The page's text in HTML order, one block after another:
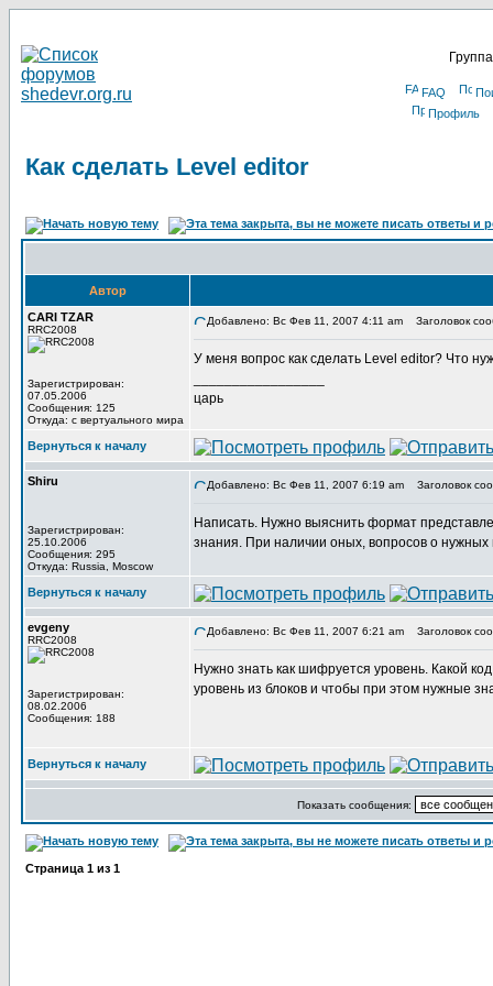
FAQ
Профиль
Как сделать Level editor
Автор
CARI TZAR
RRC2008
Зарегистрирован:
07.05.2006
Сообщения: 125
Откуда: с вертуального мира
Добавлено: Вс Фев 11, 2007 4:11 am Заголовок
У меня вопрос как сделать Level editor? Что
царь
Вернуться к началу
Shiru
Зарегистрирован:
25.10.2006
Сообщения: 295
Откуда: Russia, Moscow
Добавлено: Вс Фев 11, 2007 6:19 am Заголовок
Написать. Нужно выяснить формат
знания. При наличии оных, вопросов о нужных
Вернуться к началу
evgeny
RRC2008
Зарегистрирован:
08.02.2006
Сообщения: 188
Добавлено: Вс Фев 11, 2007 6:21 am Заголовок
Нужно знать как шифруется уровень. Какой
уровень из блоков и чтобы при этом нужные
Вернуться к началу
Показать сообщения:
Страница 1 из 1